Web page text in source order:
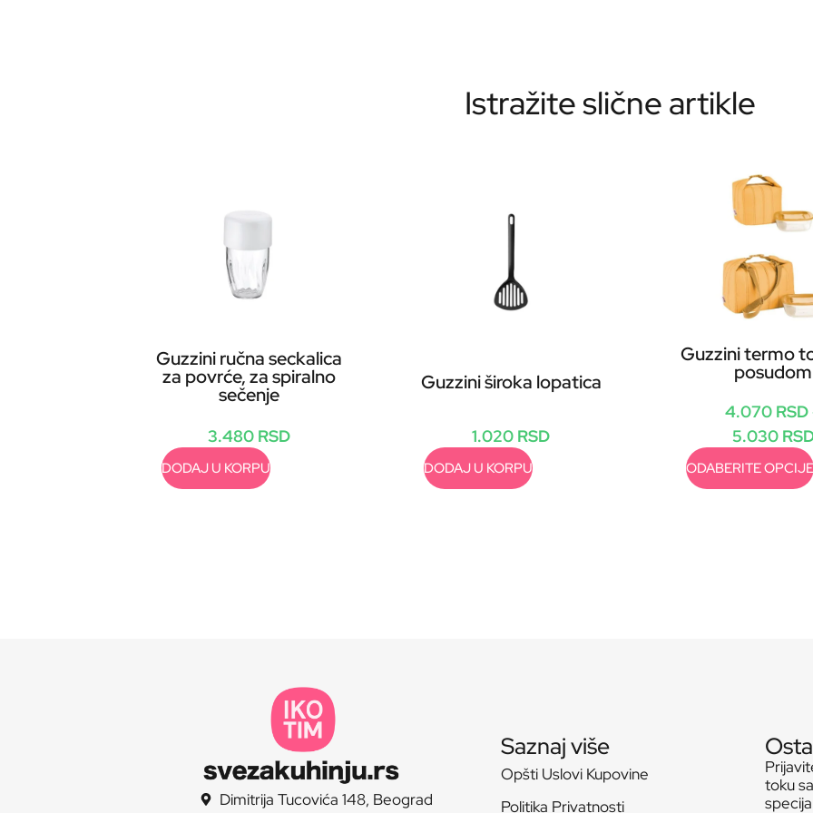
Istražite slične artikle
Guzzini ručna seckalica
za povrće, za spiralno
sečenje
3.480 RSD
DODAJ U KORPU
Guzzini široka lopatica
1.020 RSD
DODAJ U KORPU
Guzzini termo
posudom
4.070 RSD
5.030
ODABERITE OPCIJE
Dimitrija Tucovića 148, Beograd
Saznaj više
Opšti Uslovi Kupovine
Politika Privatnosti
toku